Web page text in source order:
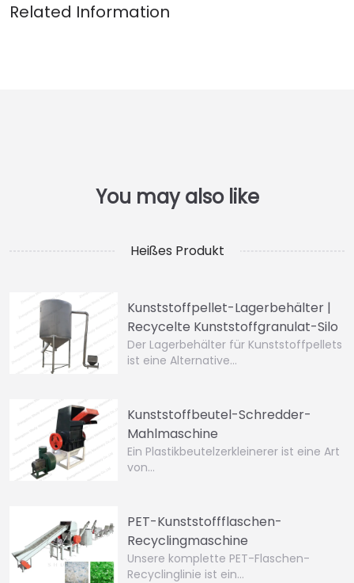
Heißes Produkt
Kunststoffpellet-Lagerbehälter |
Recycelte Kunststoffgranulat-Silo
Der Lagerbehälter für Kunststoffpellets
ist eine Alternative…
Kunststoffbeutel-Schredder-
Mahlmaschine
Ein Plastikbeutelzerkleinerer ist eine Art
von…
PET-Kunststoffflaschen-
Recyclingmaschine
Unsere komplette PET-Flaschen-
Recyclinglinie ist ein…